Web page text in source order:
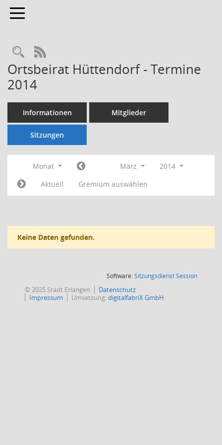
Toggle navigation
Rechercheauswahl
RSS-Feed
Ortsbeirat Hüttendorf - Termine
2014
Informationen Mitglieder
Sitzungen
Monat März
2014
Aktuell
Gremium auswählen
Keine Daten gefunden.
Software:SitzungsdienstSession(Wird in
© 2025 Stadt Erlangen
Datenschutz
Impressum
Umsetzung:digitalfabriX GmbH